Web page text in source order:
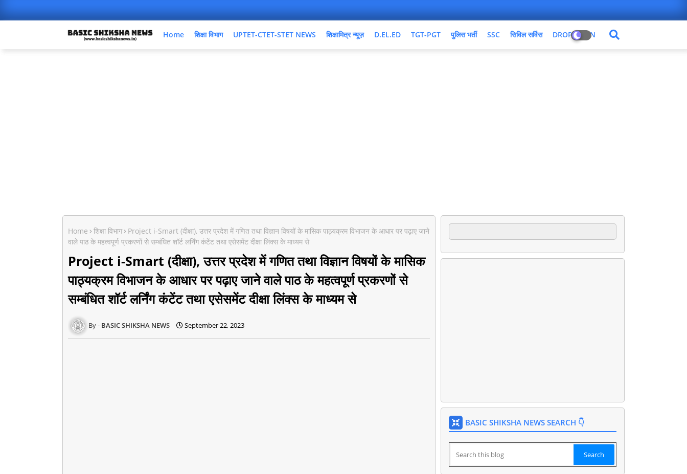
Home शिक्षा विभाग UPTET-CTET-STET NEWS शिक्षामित्र न्यूज़ D.EL.ED TGT-PGT पुलिस भर्ती SSC सिविल सर्विस DROPDOWN
Home शिक्षा विभाग
Project i-Smart (दीक्षा), उत्तर प्रदेश में गणित तथा विज्ञान विषयों के मासिक पाठ्यक्रम विभाजन के आधार पर पढ़ाए जाने
वाले पाठ के महत्वपूर्ण प्रकरणों से सम्बंधित शॉर्ट लर्निंग कंटेंट तथा एसेसमेंट दीक्षा लिंक्स के माध्यम से
Project i-Smart (दीक्षा), उत्तर प्रदेश में गणित तथा विज्ञान विषयों के मासिक
पाठ्यक्रम विभाजन के आधार पर पढ़ाए जाने वाले पाठ के महत्वपूर्ण प्रकरणों से
सम्बंधित शॉर्ट लर्निंग कंटेंट तथा एसेसमेंट दीक्षा लिंक्स के माध्यम से
BASIC SHIKSHA NEWS September 22, 2023
BASIC SHIKSHA NEWS SEARCH 👇